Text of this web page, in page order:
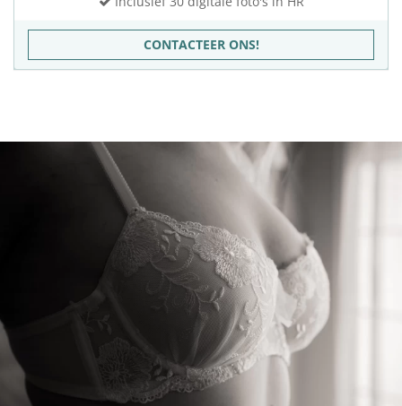
CONTACTEER ONS!